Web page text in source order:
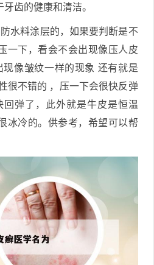
齿的健康和清洁。
水料涂层的，如果要判断是不
一下，看会不会出现像压人皮
像皱纹一样的现象 还有就是
很不错的 ，压一下会很快反弹
回弹了，此外就是牛皮是恒温
冰冷的。供参考，希望可以帮